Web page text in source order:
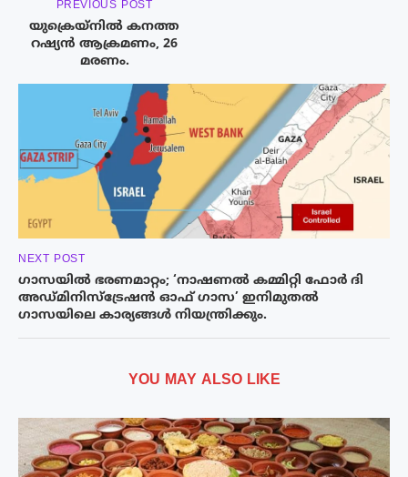
PREVIOUS POST
യുക്രെയ്നിൽ കനത്ത
റഷ്യൻ ആക്രമണം, 26
മരണം.
NEXT POST
ഗാസയിൽ ഭരണമാറ്റം; ‘നാഷണൽ കമ്മിറ്റി ഫോർ ദി
അഡ്മിനിസ്‌ട്രേഷൻ ഓഫ് ഗാസ’ ഇനിമുതൽ
ഗാസയിലെ കാര്യങ്ങൾ നിയന്ത്രിക്കും.
YOU MAY ALSO LIKE